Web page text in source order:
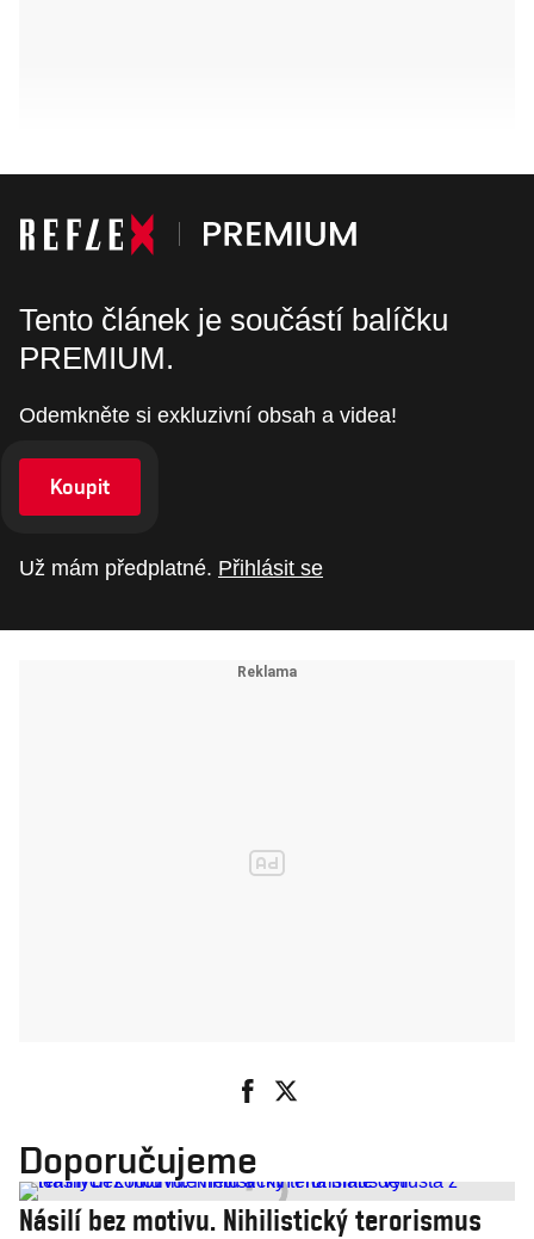
Tento článek je součástí balíčku
PREMIUM.
Odemkněte si exkluzivní obsah a videa!
Koupit
Už mám předplatné. Přihlásit se
Doporučujeme
Násilí bez motivu. Nihilistický terorismus